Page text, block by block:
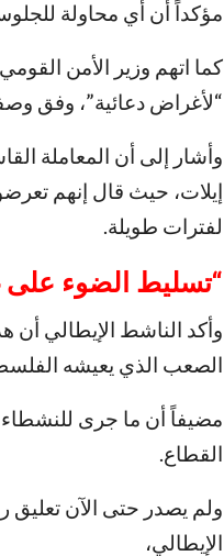
مؤكداً أن أي محاولة
كما اتهم وزير الأمن
“لأغراض دعائية”، وفق
وأشار إلى أن المعاملة
إيلات، حيث قال إنهم
لفترات طويلة.
“تسليط الضوء على
وأكد الناشط الإيطالي أن
الصعب الذي يعيشه
مضيفاً أن ما جرى
القطاع.
ولم يصدر حتى الآن تعليق
الإيطالي،